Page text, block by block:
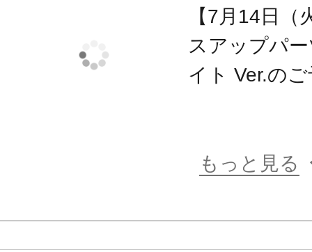
【7月14日
スアップパ
イト Ver.の
もっと見る